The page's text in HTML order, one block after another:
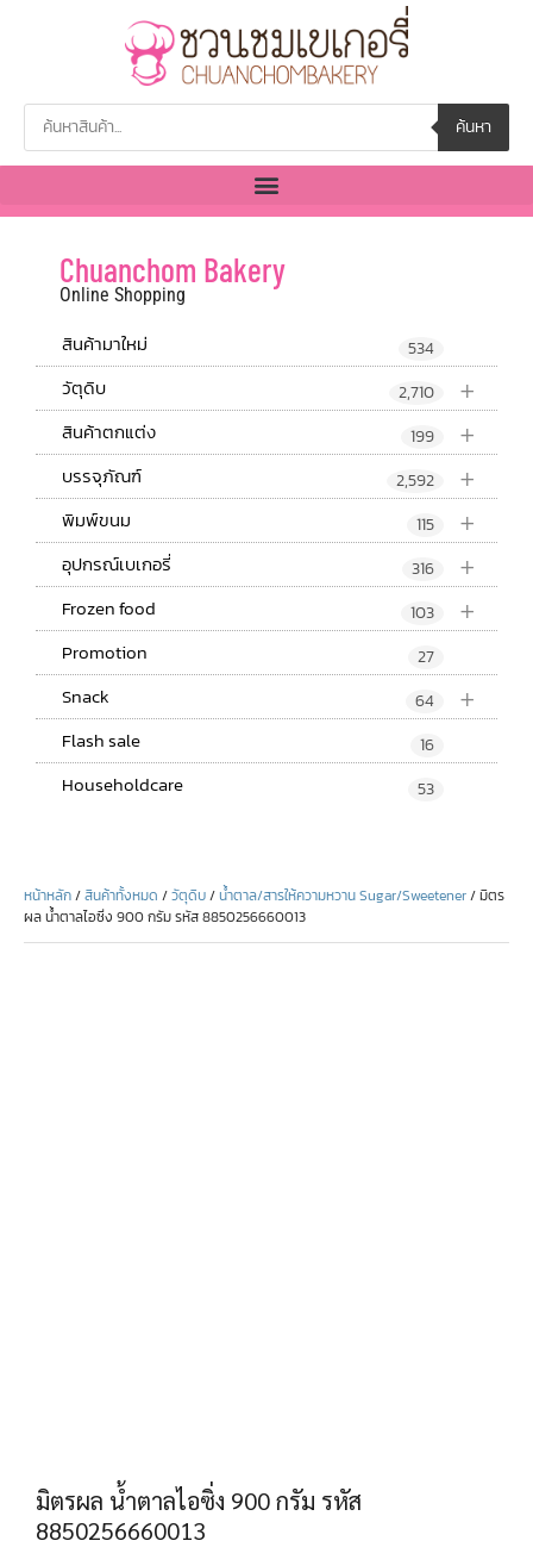
ค้นหา
Chuanchom Bakery
Online Shopping
สินค้ามาใหม่ 534
+
วัตุดิบ 2,710
+
สินค้าตกแต่ง 199
+
บรรจุภัณฑ์ 2,592
+
พิมพ์ขนม 115
+
อุปกรณ์เบเกอรี่ 316
+
Frozen food 103
Promotion 27
+
Snack 64
Flash sale 16
Householdcare 53
หน้าหลัก/สินค้าทั้งหมด /วัตุดิบ/น้ำตาล/สารให้ความหวาน Sugar/Sweetener/ มิตร
ผล น้ำตาลไอซิ่ง 900 กรัม รหัส 8850256660013
มิตรผล น้ำตาลไอซิ่ง 900 กรัม รหัส
8850256660013